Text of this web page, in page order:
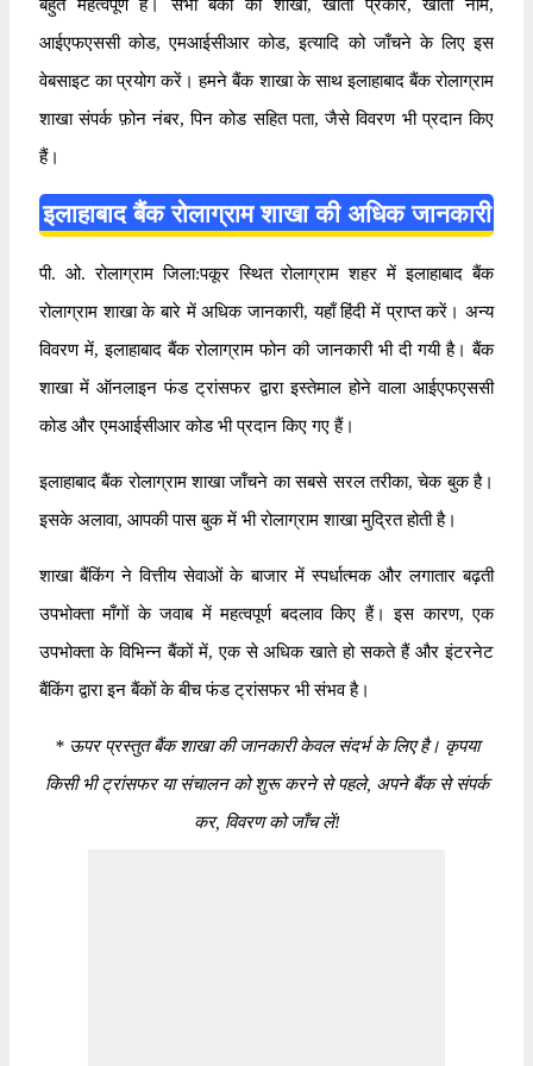
बहुत महत्वपूर्ण है। सभी बैंकों की शाखा, खाता प्रकार, खाता नाम,
आईएफएससी कोड, एमआईसीआर कोड, इत्यादि को जाँचने के लिए इस
वेबसाइट का प्रयोग करें। हमने बैंक शाखा के साथ इलाहाबाद बैंक रोलाग्राम
शाखा संपर्क फ़ोन नंबर, पिन कोड सहित पता, जैसे विवरण भी प्रदान किए
हैं।
इलाहाबाद बैंक रोलाग्राम शाखा की अधिक जानकारी
पी. ओ. रोलाग्राम जिला:पकूर स्थित रोलाग्राम शहर में इलाहाबाद बैंक
रोलाग्राम शाखा के बारे में अधिक जानकारी, यहाँ हिंदी में प्राप्त करें। अन्य
विवरण में, इलाहाबाद बैंक रोलाग्राम फोन की जानकारी भी दी गयी है। बैंक
शाखा में ऑनलाइन फंड ट्रांसफर द्वारा इस्तेमाल होने वाला आईएफएससी
कोड और एमआईसीआर कोड भी प्रदान किए गए हैं।
इलाहाबाद बैंक रोलाग्राम शाखा जाँचने का सबसे सरल तरीका, चेक बुक है।
इसके अलावा, आपकी पास बुक में भी रोलाग्राम शाखा मुद्रित होती है।
शाखा बैंकिंग ने वित्तीय सेवाओं के बाजार में स्पर्धात्मक और लगातार बढ़ती
उपभोक्ता माँगों के जवाब में महत्वपूर्ण बदलाव किए हैं। इस कारण, एक
उपभोक्ता के विभिन्न बैंकों में, एक से अधिक खाते हो सकते हैं और इंटरनेट
बैंकिंग द्वारा इन बैंकों के बीच फंड ट्रांसफर भी संभव है।
*ऊपर प्रस्तुत बैंक शाखा की जानकारी केवल संदर्भ के लिए है। कृपया
किसी भी ट्रांसफर या संचालन को शुरू करने से पहले, अपने बैंक से संपर्क
कर, विवरण को जाँच लें!